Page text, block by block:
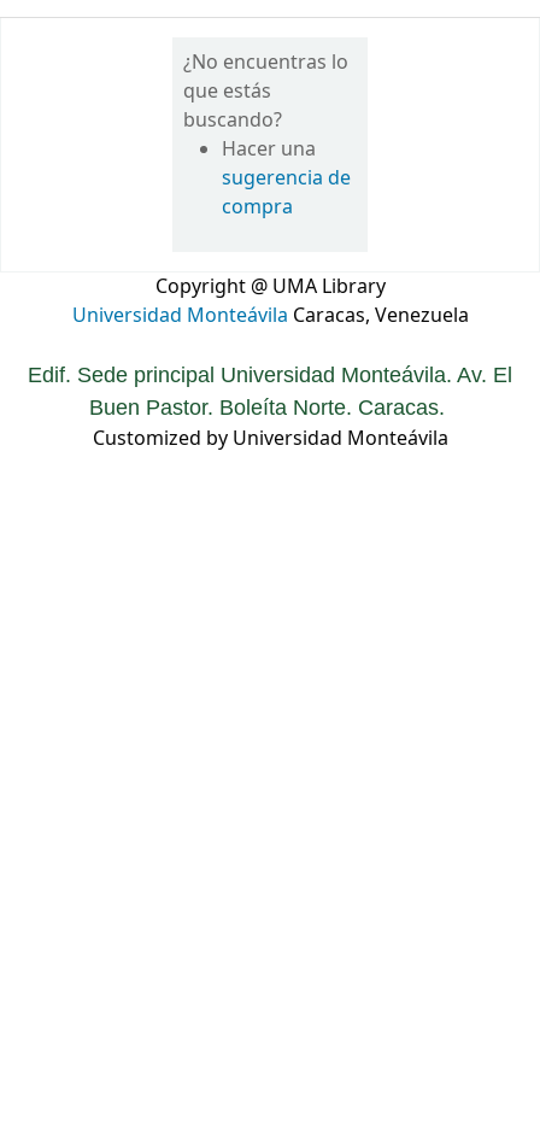
¿No encuentras lo
que estás
buscando?
Hacer una
sugerencia de
compra
Copyright @ UMA Library
Universidad Monteávila Caracas, Venezuela
Edif. Sede principal Universidad Monteávila. Av. El
Buen Pastor. Boleíta Norte. Caracas.
Customized by Universidad Monteávila